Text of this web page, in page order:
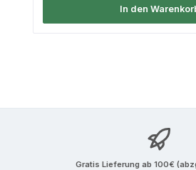
In den
Gratis Lieferung ab 100€